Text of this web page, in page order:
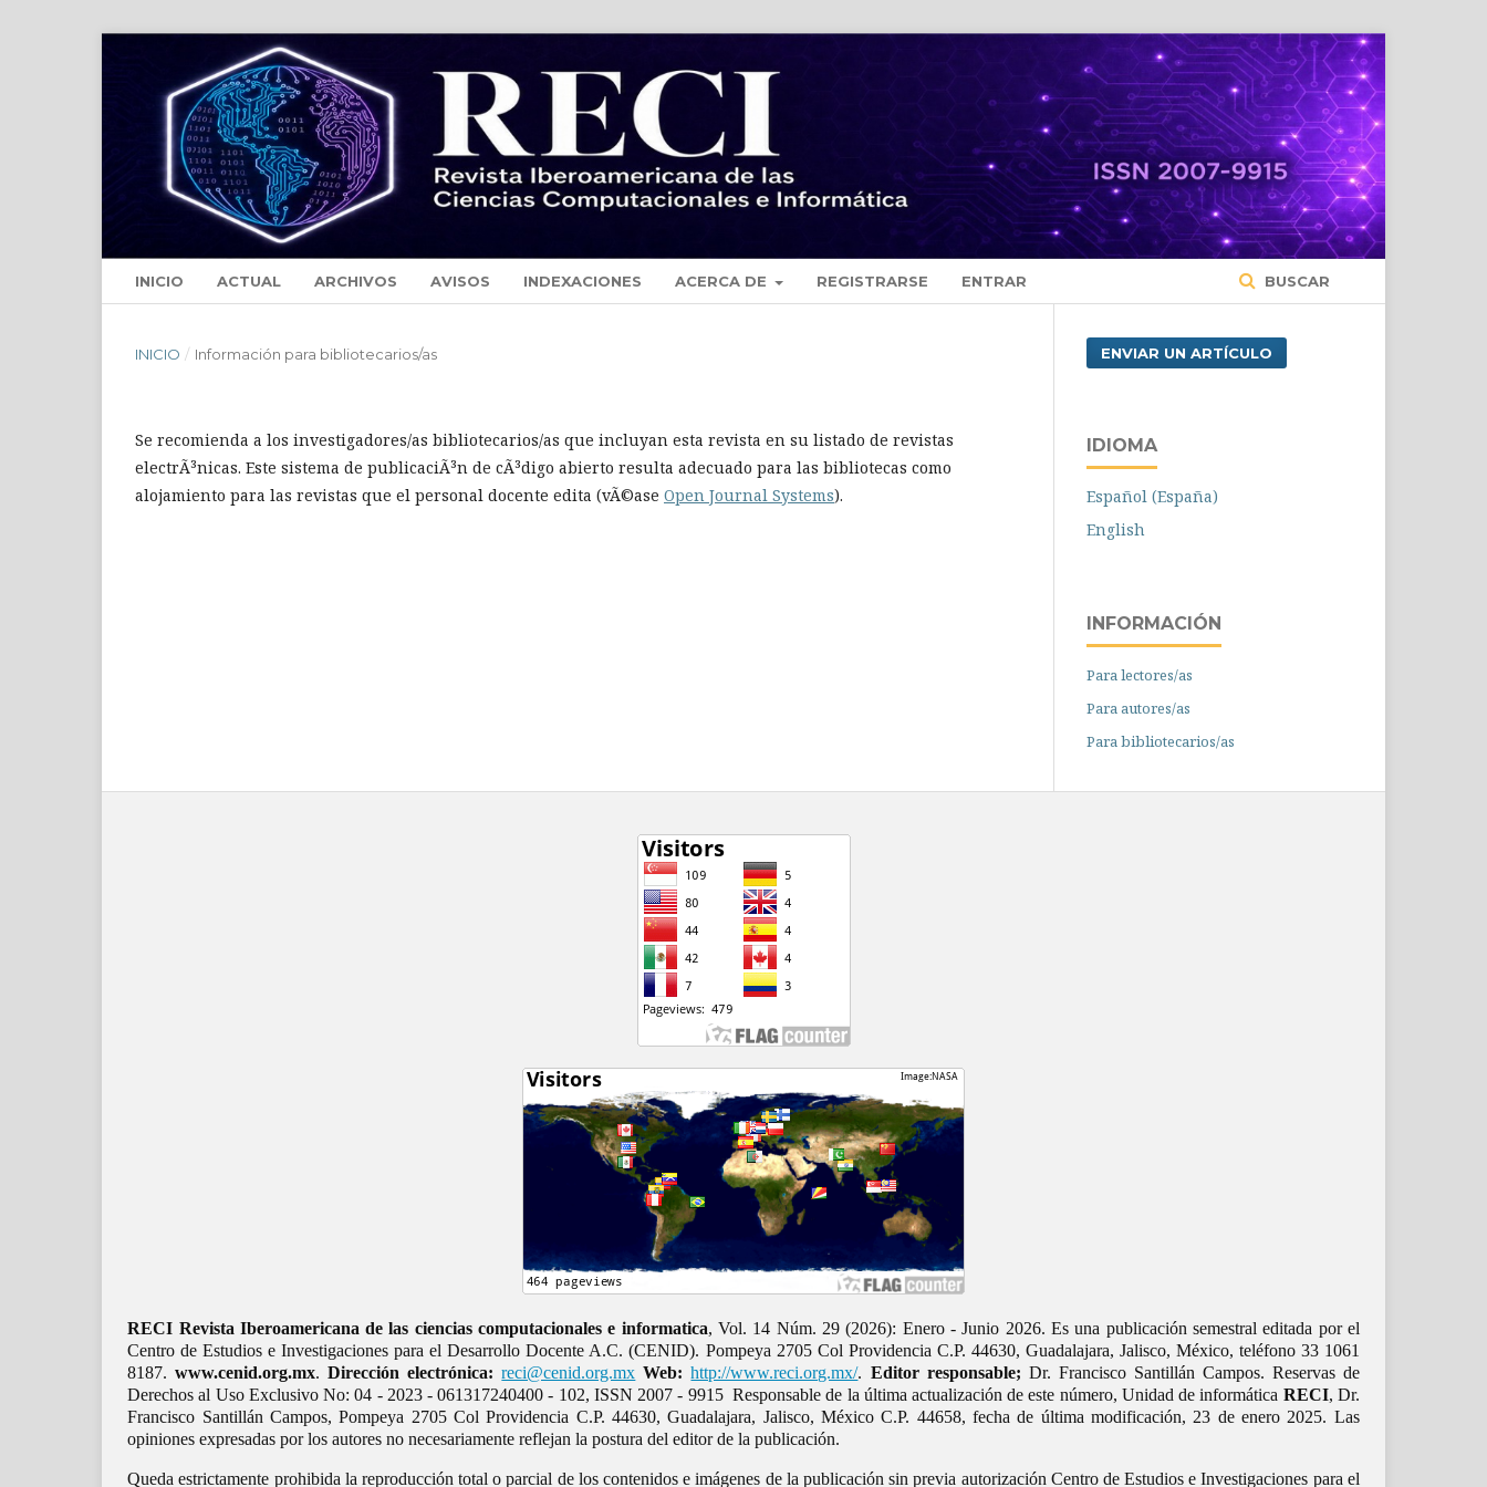
INICIO ACTUAL ARCHIVOS AVISOS INDEXACIONES ACERCA DE REGISTRARSE ENTRAR BUSCAR
INICIO / Información para bibliotecarios/as
Se recomienda a los investigadores/as bibliotecarios/as que incluyan esta revista en su listado de revistas
electrÃ³nicas. Este sistema de publicaciÃ³n de cÃ³digo abierto resulta adecuado para las bibliotecas como
alojamiento para las revistas que el personal docente edita (vÃ©ase Open Journal Systems).
ENVIAR UN ARTÍCULO
IDIOMA
Español (España)
English
INFORMACIÓN
Para lectores/as
Para autores/as
Para bibliotecarios/as
RECI Revista Iberoamericana de las ciencias computacionales e informatica, Vol. 14 Núm. 29 (2026): Enero - Junio 2026. Es una publicación semestral editada por el
Centro de Estudios e Investigaciones para el Desarrollo Docente A.C. (CENID). Pompeya 2705 Col Providencia C.P. 44630, Guadalajara, Jalisco, México, teléfono 33 1061
8187.www.cenid.org.mx.Dirección electrónica: reci@cenid.org.mx Web: http://www.reci.org.mx/. Editor responsable; Dr. Francisco Santillán Campos. Reservas de
Derechos al Uso Exclusivo No: 04 - 2023 - 061317240400 - 102, ISSN 2007 - 9915 Responsable de la última actualización de este número, Unidad de informática RECI, Dr.
Francisco Santillán Campos, Pompeya 2705 Col Providencia C.P. 44630, Guadalajara, Jalisco, México C.P. 44658, fecha de última modificación, 23 de enero 2025. Las
opiniones expresadas por los autores no necesariamente reflejan la postura del editor de la publicación.
Queda estrictamente prohibida la reproducción total o parcial de los contenidos e imágenes de la publicación sin previa autorización Centro de Estudios e Investigaciones para el